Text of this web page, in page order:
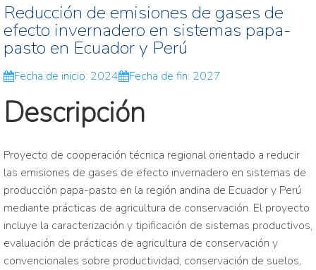
Reducción de emisiones de gases de
efecto invernadero en sistemas papa-
pasto en Ecuador y Perú
Fecha de inicio: 2024 Fecha de fin: 2027
Descripción
Proyecto de cooperación técnica regional orientado a reducir
las emisiones de gases de efecto invernadero en sistemas de
producción papa-pasto en la región andina de Ecuador y Perú
mediante prácticas de agricultura de conservación. El proyecto
incluye la caracterización y tipificación de sistemas productivos,
evaluación de prácticas de agricultura de conservación y
convencionales sobre productividad, conservación de suelos,